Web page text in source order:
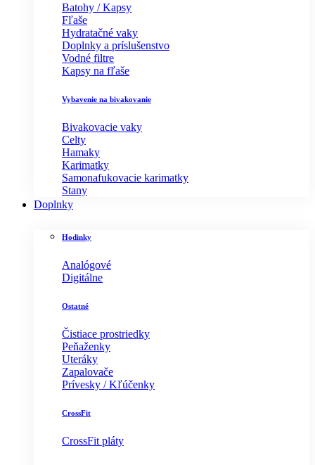
Batohy / Kapsy
Fľaše
Hydratačné vaky
Doplnky a príslušenstvo
Vodné filtre
Kapsy na fľaše
Vybavenie na bivakovanie
Bivakovacie vaky
Celty
Hamaky
Karimatky
Samonafukovacie karimatky
Stany
Doplnky
Hodinky
Analógové
Digitálne
Ostatné
Čistiace prostriedky
Peňaženky
Uteráky
Zapalovače
Prívesky / Kľúčenky
CrossFit
CrossFit pláty